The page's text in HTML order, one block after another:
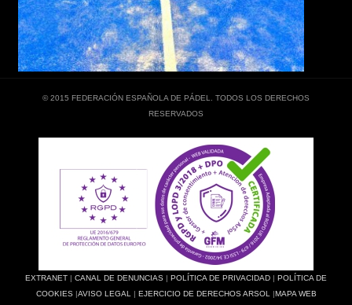
© 2015 FEDERACIÓN ESPAÑOLA DE PÁDEL. TODOS LOS DERECHOS
RESERVADOS
EXTRANET | CANAL DE DENUNCIAS | POLÍTICA DE PRIVACIDAD | POLÍTICA DE
COOKIES|AVISO LEGAL | EJERCICIO DE DERECHOS ARSOL |MAPA WEB